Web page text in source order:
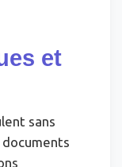
et
sans
documents